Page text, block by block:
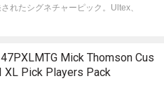
れたシグネチャーピック。Ultex、
47PXLMTG Mick Thomson Cus
Pick Players Pack